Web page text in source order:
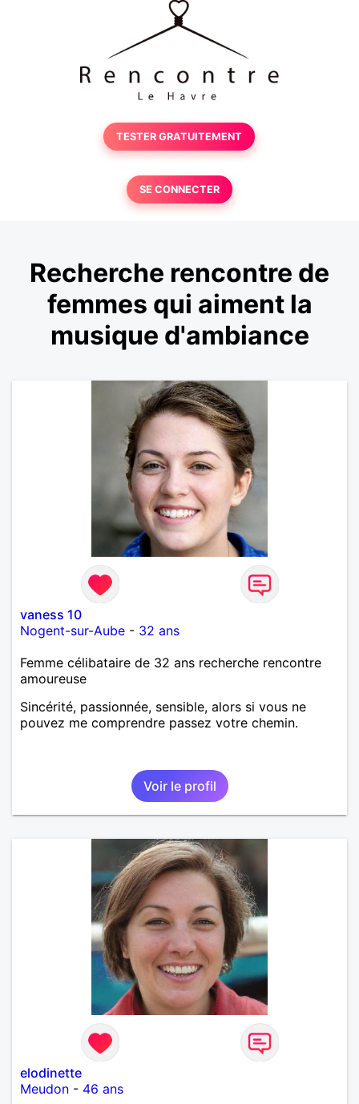
TESTER GRATUITEMENT
SE CONNECTER
Recherche rencontre de
femmes qui aiment la
musique d'ambiance
vaness 10
Nogent-sur-Aube - 32 ans
Femme célibataire de 32 ans recherche rencontre
amoureuse
Sincérité, passionnée, sensible, alors si vous ne
pouvez me comprendre passez votre chemin.
Voir le profil
elodinette
Meudon - 46 ans